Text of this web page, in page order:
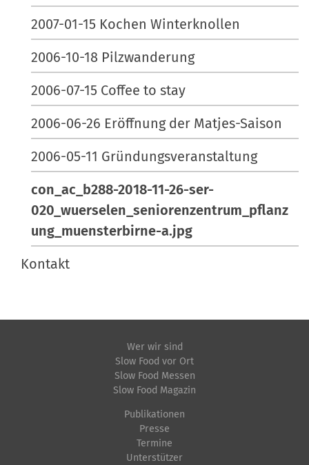
2007-01-15 Kochen Winterknollen
2006-10-18 Pilzwanderung
2006-07-15 Coffee to stay
2006-06-26 Eröffnung der Matjes-Saison
2006-05-11 Gründungsveranstaltung
con_ac_b288-2018-11-26-ser-
020_wuerselen_seniorenzentrum_pflanz
ung_muensterbirne-a.jpg
Kontakt
Wer wir sind
Slow Food vor Ort
Slow Food Messen
Slow Food Magazin
Publikationen
Presse
Termine
Unterstützer